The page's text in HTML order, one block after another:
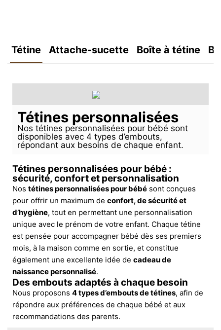
Tétine Attache-sucette Boîte à tétine
Tétines personnalisées
Nos tétines personnalisées pour bébé sont
disponibles avec 4 types d’embouts,
répondant aux besoins de chaque enfant.
Tétines personnalisées pour bébé :
sécurité, confort et personnalisation
Nos tétines personnalisées pour bébé sont conçues
pour offrir un maximum de confort, de sécurité et
d’hygiène, tout en permettant une personnalisation
unique avec le prénom de votre enfant. Chaque tétine
est pensée pour accompagner bébé dès ses premiers
mois, à la maison comme en sortie, et constitue
également une excellente idée de cadeau de
naissance personnalisé.
Des embouts adaptés à chaque besoin
Nous proposons 4 types d’embouts de tétines, afin de
répondre aux préférences de chaque bébé et aux
recommandations des parents.